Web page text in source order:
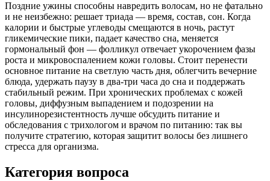
Поздние ужины способны навредить волосам, но не фатально
и не неизбежно: решает триада — время, состав, сон. Когда
калории и быстрые углеводы смещаются в ночь, растут
гликемические пики, падает качество сна, меняется
гормональный фон — фолликул отвечает укорочением фазы
роста и микровоспалением кожи головы. Стоит перенести
основное питание на светлую часть дня, облегчить вечерние
блюда, удержать паузу в два‑три часа до сна и поддержать
стабильный режим. При хронических проблемах с кожей
головы, диффузным выпадением и подозрении на
инсулинорезистентность лучше обсудить питание и
обследования с трихологом и врачом по питанию: так вы
получите стратегию, которая защитит волосы без лишнего
стресса для организма.
Категория вопроса